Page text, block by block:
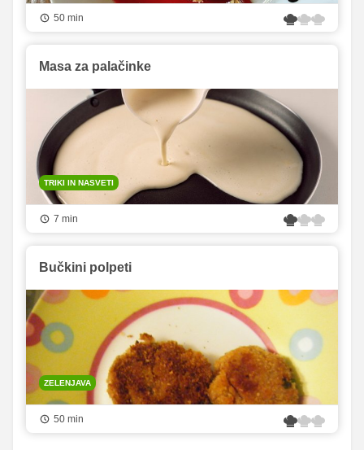
50 min
Masa za palačinke
TRIKI IN NASVETI
7 min
Bučkini polpeti
ZELENJAVA
50 min